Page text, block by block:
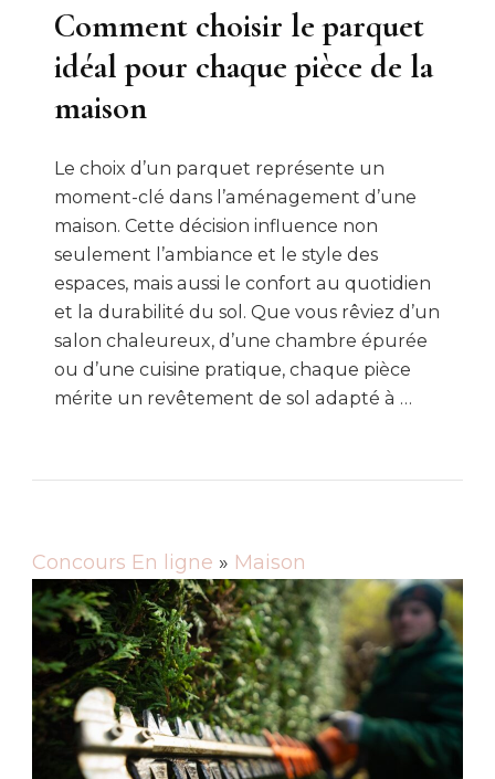
Comment choisir le parquet
idéal pour chaque pièce de la
maison
Le choix d’un parquet représente un
moment-clé dans l’aménagement d’une
maison. Cette décision influence non
seulement l’ambiance et le style des
espaces, mais aussi le confort au quotidien
et la durabilité du sol. Que vous rêviez d’un
salon chaleureux, d’une chambre épurée
ou d’une cuisine pratique, chaque pièce
mérite un revêtement de sol adapté à …
Concours En ligne » Maison